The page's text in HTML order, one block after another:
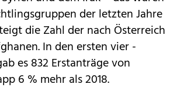
der letzten Jahre
die Zahl der nach Österreich
In den ersten vier
es 832 Erstanträge von
6 % mehr als 2018.